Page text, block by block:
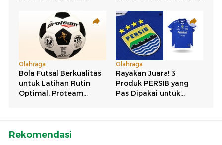
Rekomendasi